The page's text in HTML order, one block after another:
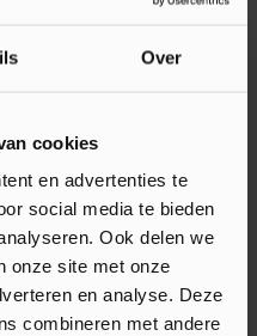
Over
cookies
en advertenties te
social media te bieden
Ook delen we
onze site met onze
en analyse. Deze
combineren met andere
Roots Meteora
uw interieur? De Moduleo
en stijl met een natuurlijke
geeft.
Roots